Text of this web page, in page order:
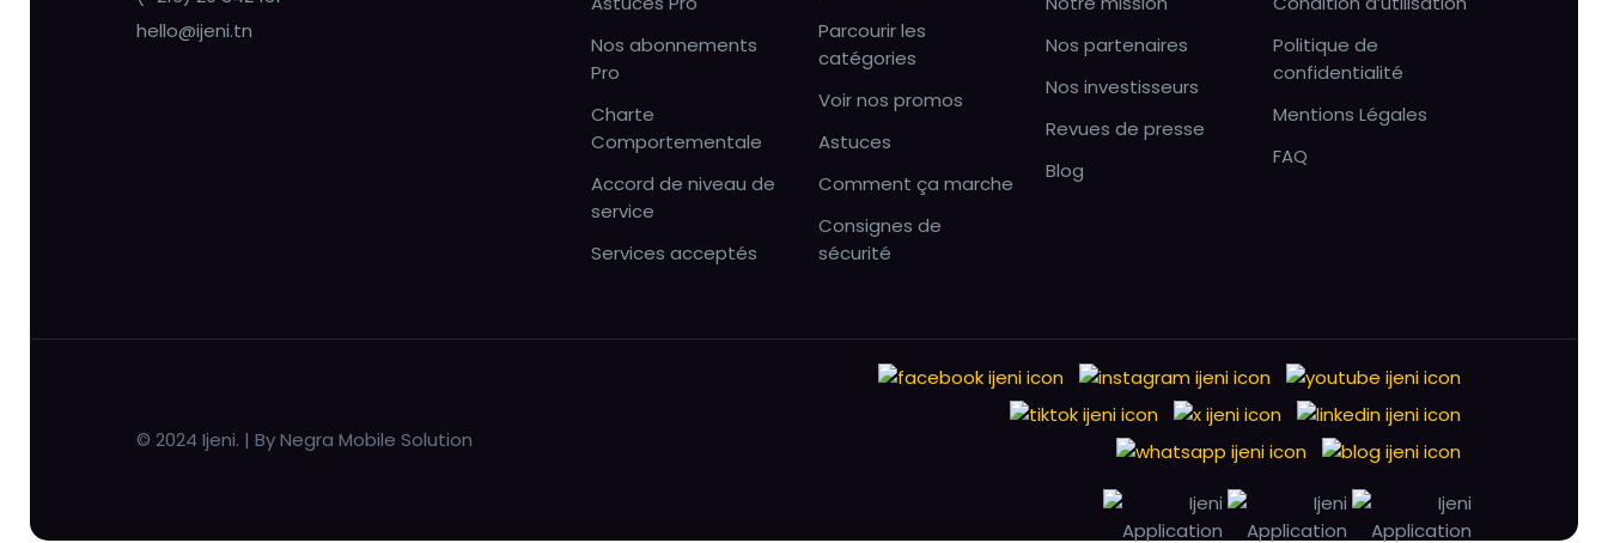
hello@ijeni.tn
Nos abonnements
Pro
Charte
Comportementale
Accord de niveau de
service
Services acceptés
Parcourir les
catégories
Voir nos promos
Astuces
Comment ça marche
Consignes de
sécurité
Nos partenaires
Nos investisseurs
Revues de presse
Blog
Politique de
confidentialité
Mentions Légales
FAQ
© 2024 Ijeni. | By Negra Mobile Solution